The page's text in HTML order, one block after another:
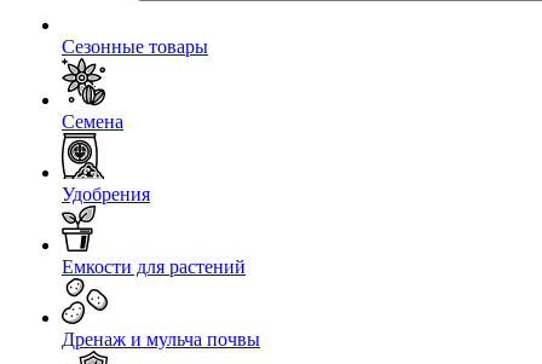
Сезонные товары
Семена
Удобрения
Емкости для растений
Дренаж и мульча почвы